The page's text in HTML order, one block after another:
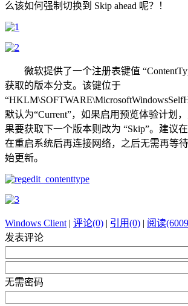
么该如何强制切换到 Skip ahead 呢？！
微软提供了一个注册表键值
获取的版本分支。该键位于
默认为“Current”，如果启用预览体验计划
果要获取下一个版本则改为 “Skip”。建议
在重启系统后再连接网络，之后无需再等
始更新。
Windows Client| 评论(0) | 引用(0) | 阅读
发表评论
无需密码